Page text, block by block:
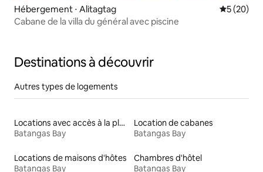
Hébergement ⋅ Alitagtag
5 (20)
Cabane de la villa du général avec piscine
Destinations à découvrir
Autres types de logements
Locations avec accès à la plage
Batangas Bay
Location de cabanes
Batangas Bay
Locations de maisons d'hôtes
Batangas Bay
Chambres d'hôtel
Batangas Bay